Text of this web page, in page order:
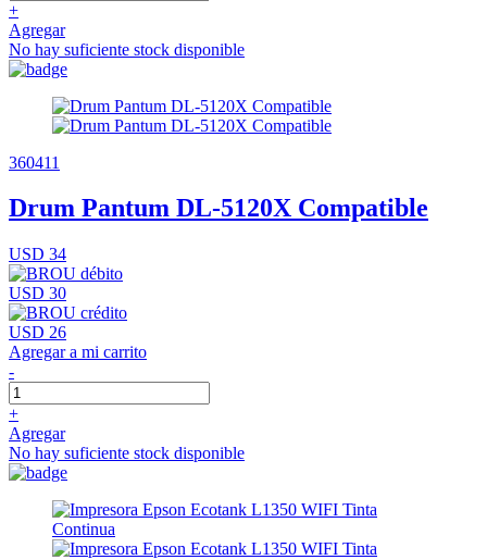
+
Agregar
No hay suficiente stock disponible
360411
Drum Pantum DL-5120X Compatible
USD 34
USD 30
USD 26
Agregar a mi carrito
-
+
Agregar
No hay suficiente stock disponible